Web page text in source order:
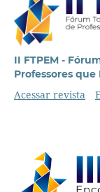
II FTPEM -
Professores
Acessar revista